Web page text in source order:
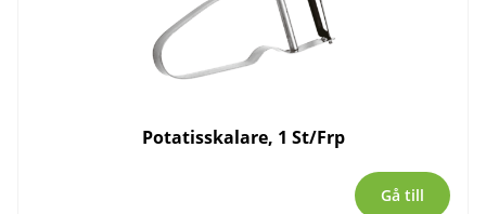
Potatisskalare, 1 St/Frp
Gå till